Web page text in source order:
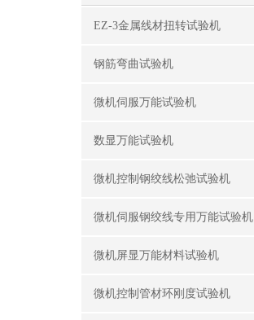
EZ-3金属线材扭转试验机
钢筋弯曲试验机
微机伺服万能试验机
数显万能试验机
微机控制钢绞线松弛试验机
微机伺服钢绞线专用万能试验机
微机屏显万能材料试验机
微机控制管材环刚度试验机